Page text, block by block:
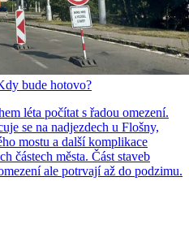
bude hotovo?
léta počítat s řadou omezení.
se na nadjezdech u Flošny,
mostu a další komplikace
částech města. Část staveb
ale potrvají až do podzimu.